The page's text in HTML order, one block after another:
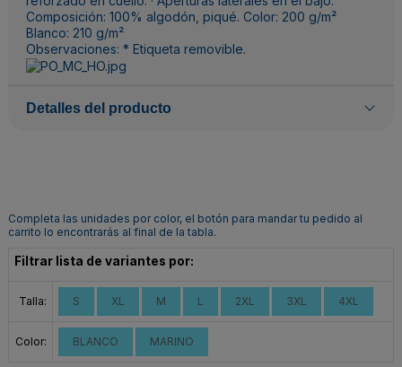
Composición: 100% algodón, piqué. Color: 200 g/m²
Blanco: 210 g/m²
Observaciones: * Etiqueta removible.
Detalles del producto
Completa las unidades por color, el botón para mandar tu pedido al
carrito lo encontrarás al final de la tabla.
Filtrar lista de variantes por:
Talla: S XL M L 2XL 3XL 4XL
Color: BLANCO MARINO